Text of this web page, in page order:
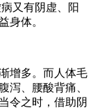
又有阴虚、阳
身体。
增多。而人体毛
泻、腰酸背痛、
令之时，借助阴